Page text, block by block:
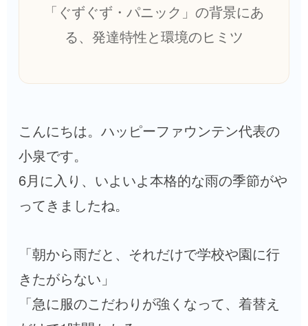
「ぐずぐず・パニック」の背景にあ
る、発達特性と環境のヒミツ
こんにちは。ハッピーファウンテン代表の
小泉です。
6月に入り、いよいよ本格的な雨の季節がや
ってきましたね。
「朝から雨だと、それだけで学校や園に行
きたがらない」
「急に服のこだわりが強くなって、着替え